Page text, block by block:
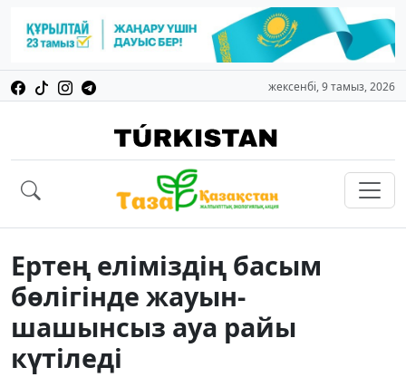
жексенбі, 9 тамыз, 2026
Ертең еліміздің басым
бөлігінде жауын-
шашынсыз ауа райы
күтіледі